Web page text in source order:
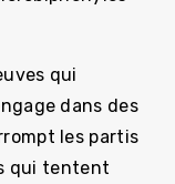
qui
dans des
les partis
qui tentent